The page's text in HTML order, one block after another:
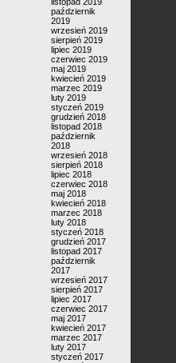
październik
2019
wrzesień 2019
sierpień 2019
lipiec 2019
czerwiec 2019
maj 2019
kwiecień 2019
marzec 2019
luty 2019
styczeń 2019
grudzień 2018
listopad 2018
październik
2018
wrzesień 2018
sierpień 2018
lipiec 2018
czerwiec 2018
maj 2018
kwiecień 2018
marzec 2018
luty 2018
styczeń 2018
grudzień 2017
listopad 2017
październik
2017
wrzesień 2017
sierpień 2017
lipiec 2017
czerwiec 2017
maj 2017
kwiecień 2017
marzec 2017
luty 2017
styczeń 2017